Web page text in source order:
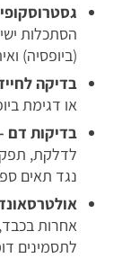
הסתכלות
(ביופסיה)
בדיקה
או דגימת
בדיקות דם
לדלקת,
נגד תאים
אחרות
לתסמינים